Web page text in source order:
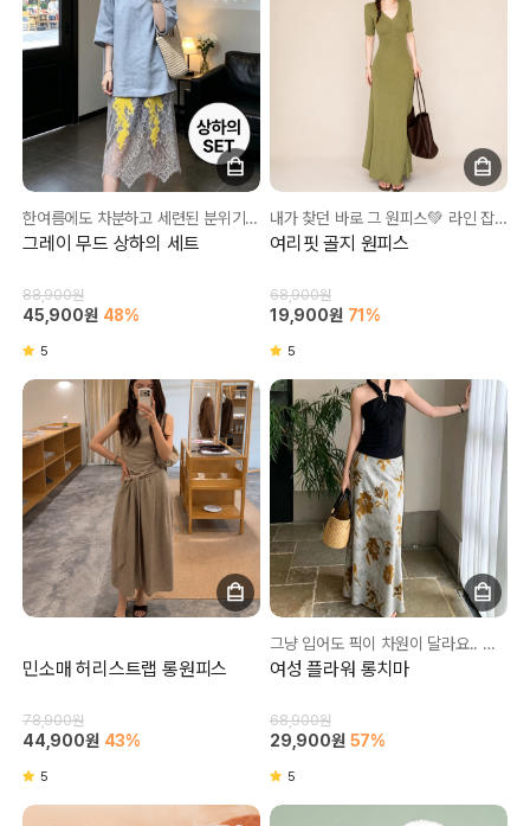
한여름에도 차분하고 세련된 분위기 원하시는분들?!
그레이 무드 상하의 세트
88,900원
45,900원 48%
5
내가 찾던 바로 그 원피스💚 라인 잡아줘서 너무 좋아요!
여리핏 골지 원피스
68,900원
19,900원 71%
5
민소매 허리스트랩 롱원피스
78,900원
44,900원 43%
5
그냥 입어도 픽이 차원이 달라요.. 이번 여름 교복으로 당첨❤
여성 플라워 롱치마
68,900원
29,900원 57%
5